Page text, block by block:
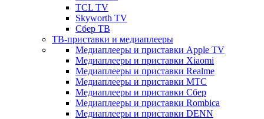
TCL TV
Skyworth TV
Сбер ТВ
ТВ-приставки и медиаплееры
Медиаплееры и приставки Apple TV
Медиаплееры и приставки Xiaomi
Медиаплееры и приставки Realme
Медиаплееры и приставки МТС
Медиаплееры и приставки Сбер
Медиаплееры и приставки Rombica
Медиаплееры и приставки DENN